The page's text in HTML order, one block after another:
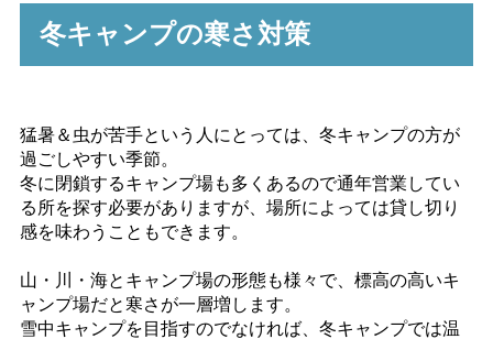
冬キャンプの寒さ対策
猛暑＆虫が苦手という人にとっては、冬キャンプの方が
過ごしやすい季節。
冬に閉鎖するキャンプ場も多くあるので通年営業してい
る所を探す必要がありますが、場所によっては貸し切り
感を味わうこともできます。
山・川・海とキャンプ場の形態も様々で、標高の高いキ
ャンプ場だと寒さが一層増します。
雪中キャンプを目指すのでなければ、冬キャンプでは温